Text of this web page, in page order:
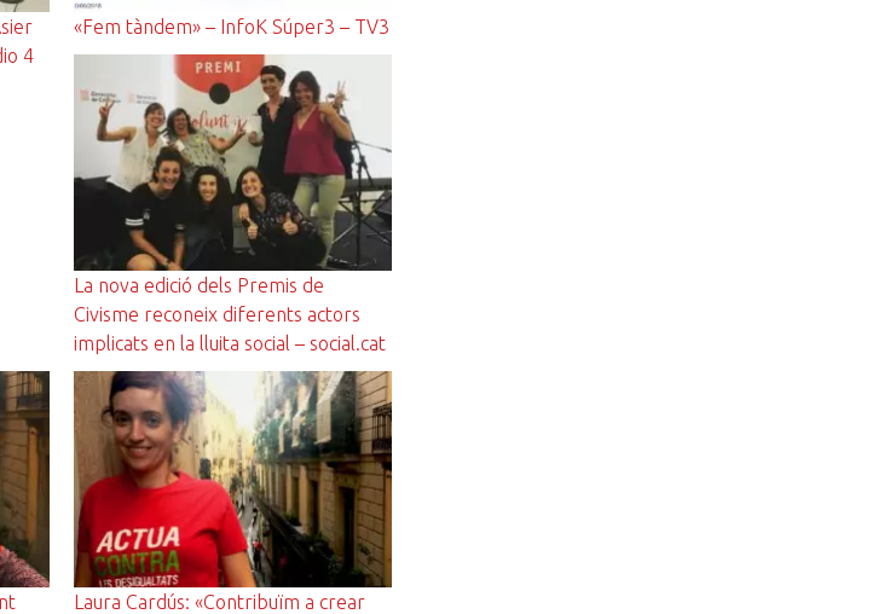
4
«Fem tàndem» – InfoK Súper3 – TV3
La nova edició dels Premis de
Civisme reconeix diferents actors
implicats en la lluita social – social.cat
Laura Cardús: «Contribuïm a crear